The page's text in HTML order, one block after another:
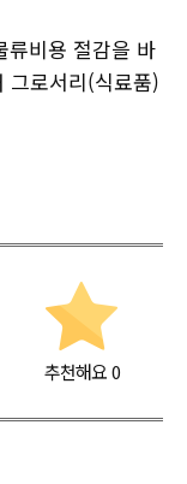
류비용 절감을 바
그로서리(식료품)
추천해요 0